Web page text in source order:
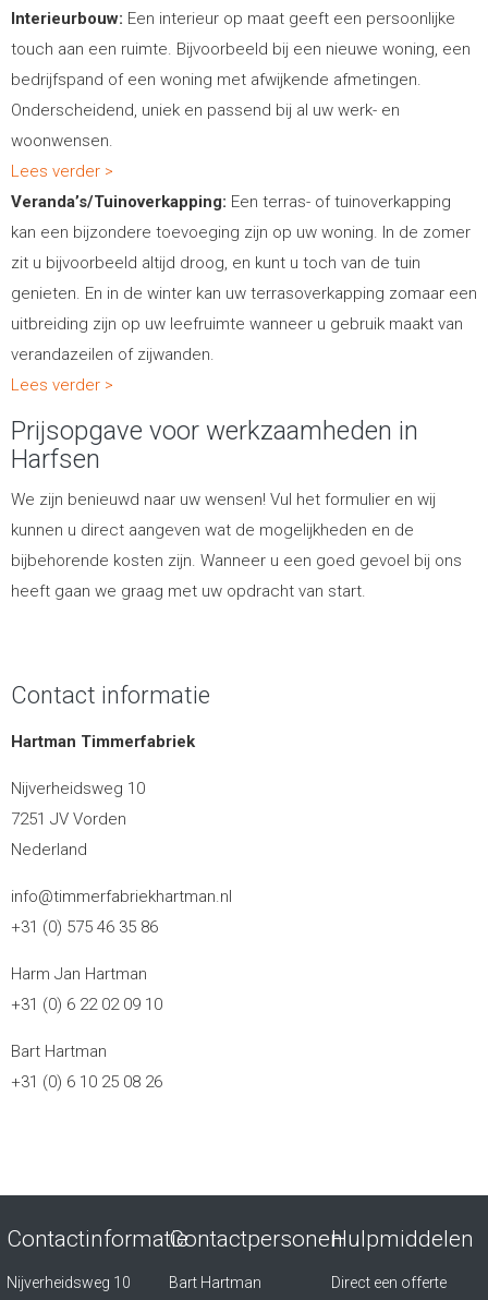
Interieurbouw: Een interieur op maat geeft een persoonlijke
touch aan een ruimte. Bijvoorbeeld bij een nieuwe woning, een
bedrijfspand of een woning met afwijkende afmetingen.
Onderscheidend, uniek en passend bij al uw werk- en
woonwensen.
Lees verder >
Veranda’s/Tuinoverkapping: Een terras- of tuinoverkapping
kan een bijzondere toevoeging zijn op uw woning. In de zomer
zit u bijvoorbeeld altijd droog, en kunt u toch van de tuin
genieten. En in de winter kan uw terrasoverkapping zomaar een
uitbreiding zijn op uw leefruimte wanneer u gebruik maakt van
verandazeilen of zijwanden.
Lees verder >
Prijsopgave voor werkzaamheden in
Harfsen
We zijn benieuwd naar uw wensen! Vul het formulier en wij
kunnen u direct aangeven wat de mogelijkheden en de
bijbehorende kosten zijn. Wanneer u een goed gevoel bij ons
heeft gaan we graag met uw opdracht van start.
Contact informatie
Hartman Timmerfabriek
Nijverheidsweg 10
7251 JV Vorden
Nederland
info@timmerfabriekhartman.nl
+31 (0) 575 46 35 86
Harm Jan Hartman
+31 (0) 6 22 02 09 10
Bart Hartman
+31 (0) 6 10 25 08 26
Contactinformatie
Nijverheidsweg 10
Contactpersonen
Bart Hartman
Hulpmiddelen
Direct een offerte